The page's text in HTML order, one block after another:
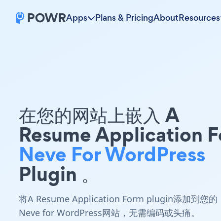
Apps Plans & PricingAboutResources
在您的网站上嵌入 A
Resume Application
Neve For WordPress
Plugin 。
将A Resume Application Form plugin添加到您的
Neve for WordPress网站，无需编码或头痛。